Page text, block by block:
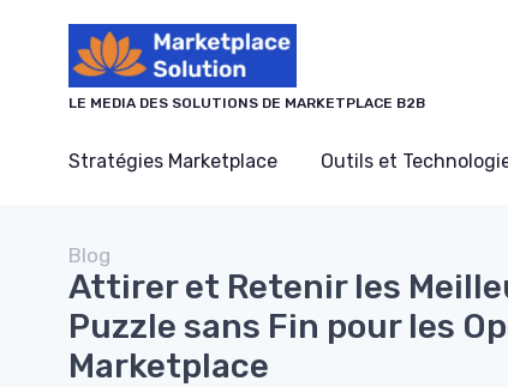
LE MEDIA DES SOLUTIONS DE MARKETPLACE B2B
Stratégies Marketplace Outils et
Blog
Attirer et Retenir les
Puzzle sans Fin pour les
Marketplace